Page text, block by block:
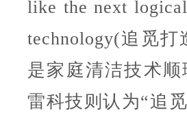
like the next
technology(追觅
是家庭清洁技术
雷科技则认为“追